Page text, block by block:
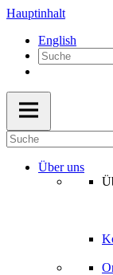
Hauptinhalt
English
Über uns